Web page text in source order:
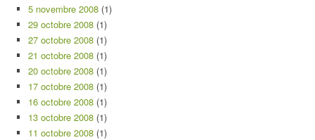
5 novembre 2008 (1)
29 octobre 2008 (1)
27 octobre 2008 (1)
21 octobre 2008 (1)
20 octobre 2008 (1)
17 octobre 2008 (1)
16 octobre 2008 (1)
13 octobre 2008 (1)
11 octobre 2008 (1)